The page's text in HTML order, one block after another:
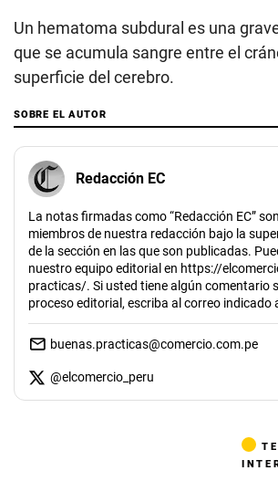
Un hematoma subdural es una
que se acumula sangre entre el
superficie del cerebro.
SOBRE EL AUTOR
Redacción EC
La notas firmadas como “Redacción EC”
miembros de nuestra redacción bajo la
de la sección en las que son publicadas.
nuestro equipo editorial en https://
practicas/. Si usted tiene algún comentario
proceso editorial, escriba al correo indicado
buenas.practicas@comercio.com.pe
@elcomercio_peru